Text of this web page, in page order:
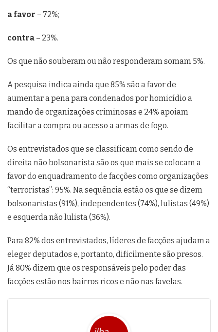
a favor – 72%;
contra – 23%.
Os que não souberam ou não responderam somam 5%.
A pesquisa indica ainda que 85% são a favor de
aumentar a pena para condenados por homicídio a
mando de organizações criminosas e 24% apoiam
facilitar a compra ou acesso a armas de fogo.
Os entrevistados que se classificam como sendo de
direita não bolsonarista são os que mais se colocam a
favor do enquadramento de facções como organizações
“terroristas”: 95%. Na sequência estão os que se dizem
bolsonaristas (91%), independentes (74%), lulistas (49%)
e esquerda não lulista (36%).
Para 82% dos entrevistados, líderes de facções ajudam a
eleger deputados e, portanto, dificilmente são presos.
Já 80% dizem que os responsáveis pelo poder das
facções estão nos bairros ricos e não nas favelas.